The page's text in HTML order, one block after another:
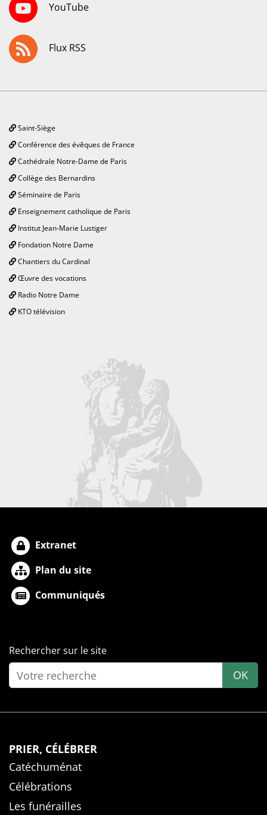
YouTube
Flux RSS
Saint-Siège
Conférence des évêques de France
Cathédrale Notre-Dame de Paris
Collège des Bernardins
Séminaire de Paris
Enseignement catholique de Paris
Institut Jean-Marie Lustiger
Fondation Notre Dame
Chantiers du Cardinal
Œuvre des vocations
Radio Notre Dame
KTO télévision
Extranet
Plan du site
Communiqués
Rechercher sur le site
OK
PRIER, CÉLÉBRER
Catéchuménat
Célébrations
Les funérailles